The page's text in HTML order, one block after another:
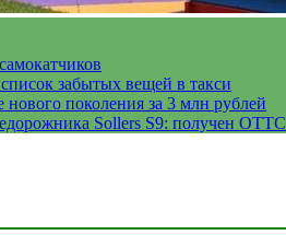
забытых вещей в такси
поколения за 3 млн рублей
Sollers S9: получен ОТТС